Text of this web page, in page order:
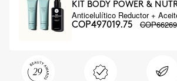
KIT BODY POWER &
Anticelulítico Reductor +
COP497019.75